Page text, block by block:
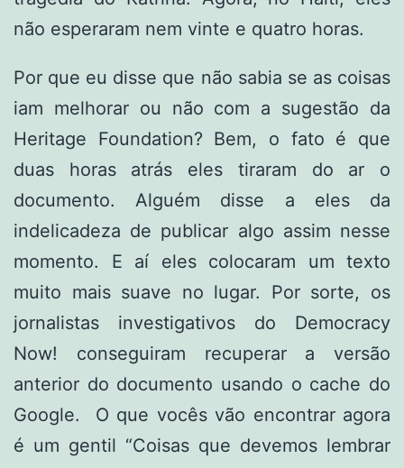
não esperaram nem vinte e quatro horas.
Por que eu disse que não sabia se as coisas
iam melhorar ou não com a sugestão da
Heritage Foundation? Bem, o fato é que
duas horas atrás eles tiraram do ar o
documento. Alguém disse a eles da
indelicadeza de publicar algo assim nesse
momento. E aí eles colocaram um texto
muito mais suave no lugar. Por sorte, os
jornalistas investigativos do Democracy
Now! conseguiram recuperar a versão
anterior do documento usando o cache do
Google. O que vocês vão encontrar agora
é um gentil “Coisas que devemos lembrar